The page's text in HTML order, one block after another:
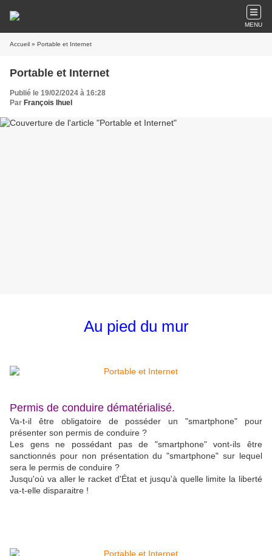
MENU
Accueil » Portable et Internet
Portable et Internet
Publié le 19/02/2024 à 16:28
Par François Ihuel
Au pied du mur
Permis de conduire dématérialisé.
Va-t-il être obligatoire de posséder un "smartphone" pour
présenter son permis de conduire ?
Les gens ne possédant pas de "smartphone" vont-ils être
sanctionnés pour non présentation du "smartphone" sur lequel
sera le permis de conduire ?
Jusqu'où va aller le racket d'État et jusqu'à quelle limite la liberté
va-t-elle disparaitre !